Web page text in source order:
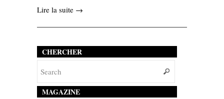
Lire la suite →
CHERCHER
MAGAZINE